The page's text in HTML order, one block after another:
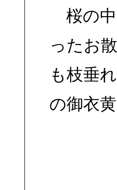
桜の中
ったお
も枝垂
の御衣